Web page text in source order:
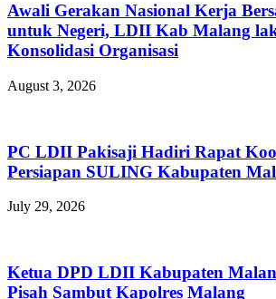
Awali Gerakan Nasional Kerja
untuk Negeri, LDII Kab Malang
Konsolidasi Organisasi
August 3, 2026
PC LDII Pakisaji Hadiri Rapat
Persiapan SULING Kabupaten
July 29, 2026
Ketua DPD LDII Kabupaten
Pisah Sambut Kapolres Malang